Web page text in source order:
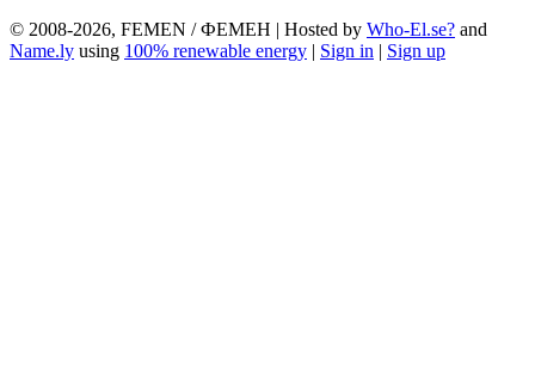
© 2008-2026, FEMEN / ФЕМЕН | Hosted by Who-El.se? and
Name.ly using 100% renewable energy | Sign in | Sign up